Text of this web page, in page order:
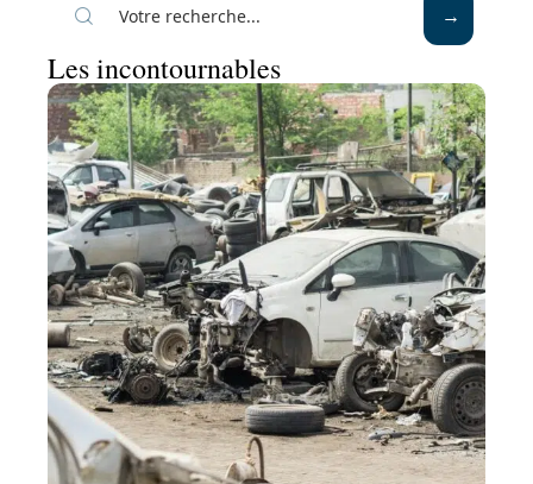
Les incontournables